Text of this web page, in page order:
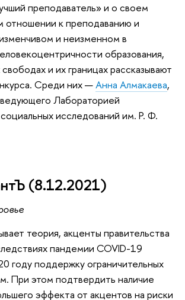
преподаватель» и о своем
отношении к преподаванию и
и неизменном в
образования,
и их границах рассказывают
Среди них —Анна Алмакаева,
Лабораторией
исследований им. Р. Ф.
(8.12.2021)
теория, акценты правительства
пандемии COVID-19
году поддержку ограничительных
При этом подтвердить наличие
эффекта от акцентов на риски